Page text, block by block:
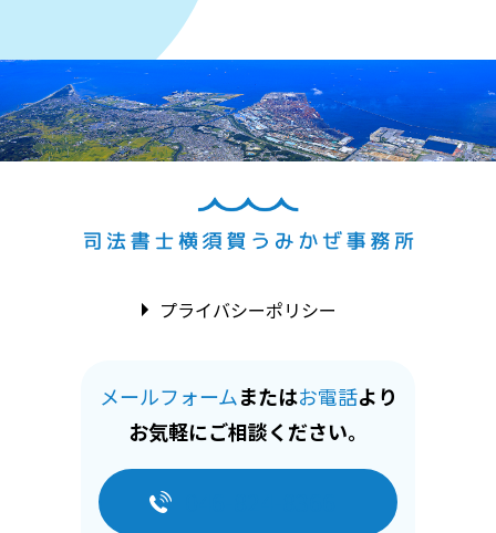
プライバシーポリシー
メールフォームまたはお電話より
お気軽にご相談ください。